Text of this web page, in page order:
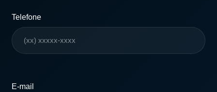
Telefone
E-mail